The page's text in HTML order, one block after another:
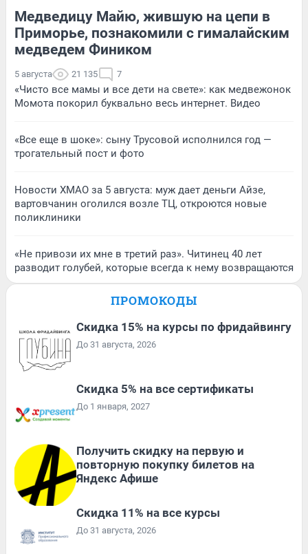
Медведицу Майю, жившую на цепи в
Приморье, познакомили с гималайским
медведем Фиником
5 августа 21 135 7
«Чисто все мамы и все дети на свете»: как медвежонок
Момота покорил буквально весь интернет. Видео
«Все еще в шоке»: сыну Трусовой исполнился год —
трогательный пост и фото
Новости ХМАО за 5 августа: муж дает деньги Айзе,
вартовчанин оголился возле ТЦ, откроются новые
поликлиники
«Не привози их мне в третий раз». Читинец 40 лет
разводит голубей, которые всегда к нему возвращаются
ПРОМОКОДЫ
Скидка 15% на курсы по фридайвингу
До 31 августа, 2026
Скидка 5% на все сертификаты
До 1 января, 2027
Получить скидку на первую и
повторную покупку билетов на
Яндекс Афише
Скидка 11% на все курсы
До 31 августа, 2026